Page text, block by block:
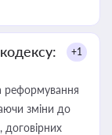
+1
реформування
зміни до
договірних